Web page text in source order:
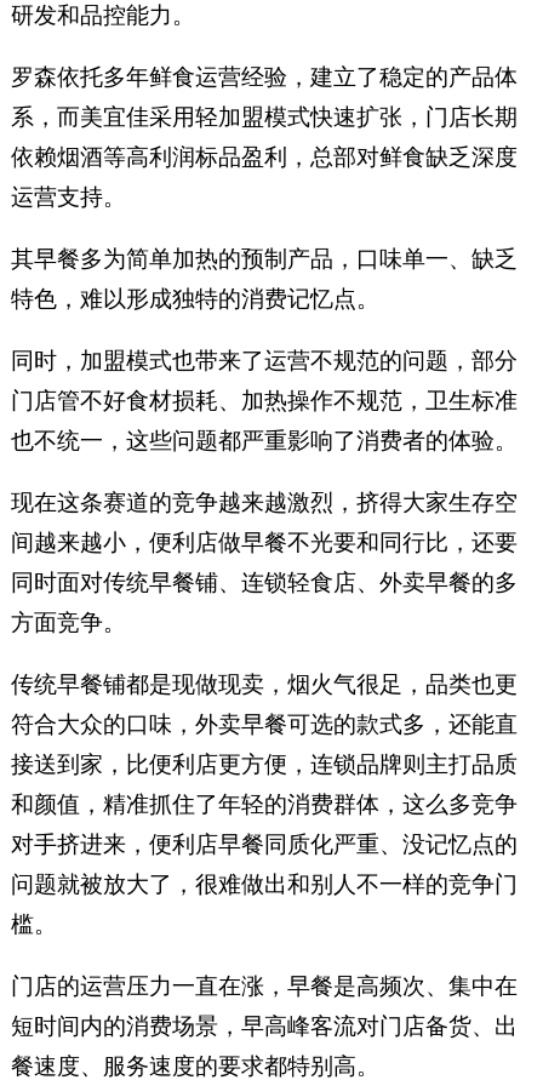
研发和品控能力。
罗森依托多年鲜食运营经验，建立了稳定的产品体
系，而美宜佳采用轻加盟模式快速扩张，门店长期
依赖烟酒等高利润标品盈利，总部对鲜食缺乏深度
运营支持。
其早餐多为简单加热的预制产品，口味单一、缺乏
特色，难以形成独特的消费记忆点。
同时，加盟模式也带来了运营不规范的问题，部分
门店管不好食材损耗、加热操作不规范，卫生标准
也不统一，这些问题都严重影响了消费者的体验。
现在这条赛道的竞争越来越激烈，挤得大家生存空
间越来越小，便利店做早餐不光要和同行比，还要
同时面对传统早餐铺、连锁轻食店、外卖早餐的多
方面竞争。
传统早餐铺都是现做现卖，烟火气很足，品类也更
符合大众的口味，外卖早餐可选的款式多，还能直
接送到家，比便利店更方便，连锁品牌则主打品质
和颜值，精准抓住了年轻的消费群体，这么多竞争
对手挤进来，便利店早餐同质化严重、没记忆点的
问题就被放大了，很难做出和别人不一样的竞争门
槛。
门店的运营压力一直在涨，早餐是高频次、集中在
短时间内的消费场景，早高峰客流对门店备货、出
餐速度、服务速度的要求都特别高。